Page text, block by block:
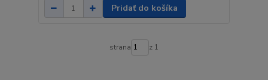
Pridať do košíka
strana z 1